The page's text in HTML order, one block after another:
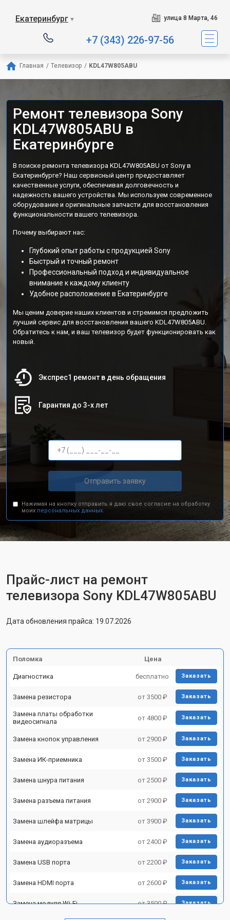
Екатеринбург ▼ улица 8 Марта, 46
+7 (343) 226-97-56
Главная / Телевизор / KDL47W805ABU
Ремонт телевизора Sony
KDL47W805ABU в
Екатеринбурге
В поиске ремонта телевизора KDL47W805ABU от Sony в
Екатеринбурге? Наш сервисный центр предоставляет
качественные услуги, обеспечивая долговечность и
надежность вашего устройства. Мы используем современное
оборудование и оригинальные запчасти для восстановления
функциональности вашего телевизора.
Почему выбирают нас:
Глубокий опыт работы с продукцией Sony
Быстрый и точный ремонт
Профессиональный подход и индивидуальное
внимание к каждому клиенту
Удобное расположение в Екатеринбурге
Мы ценим доверие наших клиентов и стремимся предложить
лучший сервис для восстановления вашего KDL47W805ABU.
Обратитесь к нам, и ваш телевизор будет функционировать как
новый.
Экспрес1 ремонт в день обращения
Гарантия до 3-х лет
Отправить заявку
Нажимая на кнопку отправить я даю свое согласие на обработку
моих персональных данных.
Прайс-лист на ремонт
телевизора Sony KDL47W805ABU
Дата обновления прайса: 19.07.2026
Поломка Цена
Диагностика бесплатно Заказать
Замена резистора от 3500 ₽ Заказать
Замена платы обработки
видеосигнала
от 4800 ₽ Заказать
Замена кнопок управления от 2900 ₽ Заказать
Замена ИК-приемника от 3500 ₽ Заказать
Замена шнура питания от 2500 ₽ Заказать
Замена разъема питания от 2900 ₽ Заказать
Замена шлейфа матрицы от 3900 ₽ Заказать
Замена аудиоразъема от 2400 ₽ Заказать
Замена USB порта от 2200 ₽ Заказать
Замена HDMI порта от 2600 ₽ Заказать
Замена модуля Wi-Fi от 3500 ₽ Заказать